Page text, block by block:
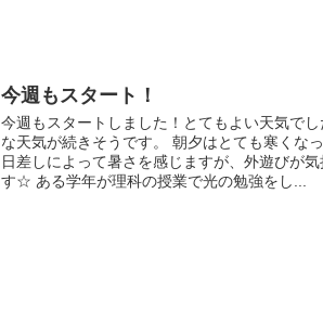
今週もスタート！
今週もスタートしました！とてもよい天気で
な天気が続きそうです。 朝夕はとても寒くな
日差しによって暑さを感じますが、外遊びが
す☆ ある学年が理科の授業で光の勉強をし...